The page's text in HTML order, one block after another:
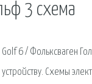
3 схема
6 / Фольксваген
Схемы